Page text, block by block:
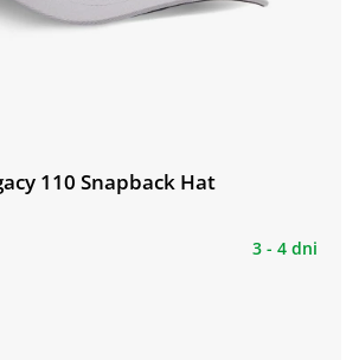
110 Snapback Hat
3 - 4 dni